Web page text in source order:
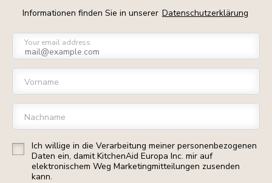
Informationen finden Sie in unserer Datenschutzerklärung
Your email address
Vorname
Nachname
Ich willige in die Verarbeitung meiner personenbezogenen
Daten ein, damit KitchenAid Europa Inc. mir auf
elektronischem Weg Marketingmitteilungen zusenden
kann.